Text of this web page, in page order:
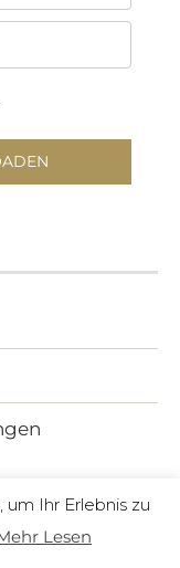
Ihr Erlebnis zu
Lesen